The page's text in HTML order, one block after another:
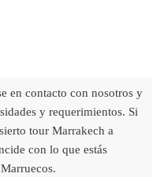
en contacto con nosotros y
y requerimientos. Si
tour Marrakech a
con lo que estás